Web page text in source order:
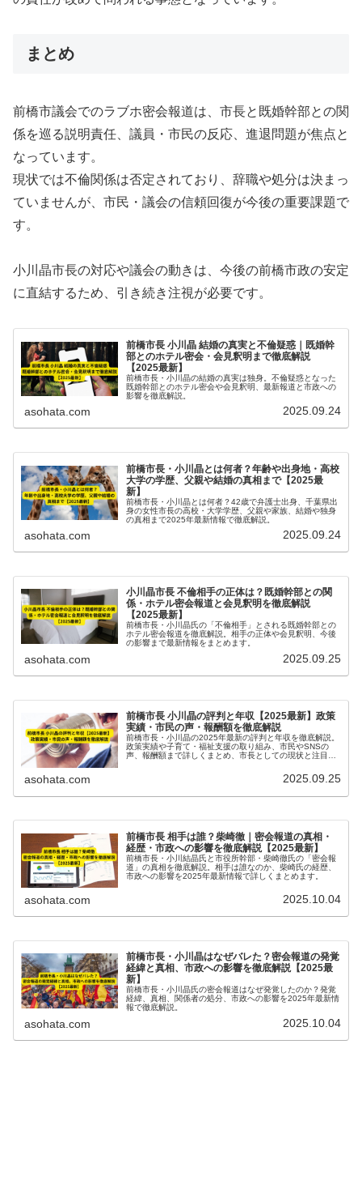
まとめ
前橋市議会でのラブホ密会報道は、市長と既婚幹部との関
係を巡る説明責任、議員・市民の反応、進退問題が焦点と
なっています。
現状では不倫関係は否定されており、辞職や処分は決まっ
ていませんが、市民・議会の信頼回復が今後の重要課題で
す。
小川晶市長の対応や議会の動きは、今後の前橋市政の安定
に直結するため、引き続き注視が必要です。
前橋市長 小川晶 結婚の真実と不倫疑惑｜既婚幹
部とのホテル密会・会見釈明まで徹底解説
【2025最新】
前橋市長・小川晶の結婚の真実は独身。不倫疑惑となった
既婚幹部とのホテル密会や会見釈明、最新報道と市政への
影響を徹底解説。
asohata.com 2025.09.24
前橋市長・小川晶とは何者？年齢や出身地・高校
大学の学歴、父親や結婚の真相まで【2025最
新】
前橋市長・小川晶とは何者？42歳で弁護士出身、千葉県出
身の女性市長の高校・大学学歴、父親や家族、結婚や独身
の真相まで2025年最新情報で徹底解説。
asohata.com 2025.09.24
小川晶市長 不倫相手の正体は？既婚幹部との関
係・ホテル密会報道と会見釈明を徹底解説
【2025最新】
前橋市長・小川晶氏の「不倫相手」とされる既婚幹部との
ホテル密会報道を徹底解説。相手の正体や会見釈明、今後
の影響まで最新情報をまとめます。
asohata.com 2025.09.25
前橋市長 小川晶の評判と年収【2025最新】政策
実績・市民の声・報酬額を徹底解説
前橋市長・小川晶の2025年最新の評判と年収を徹底解説。
政策実績や子育て・福祉支援の取り組み、市民やSNSの
声、報酬額まで詳しくまとめ、市長としての現状と注目ポ
asohata.com 2025.09.25
前橋市長 相手は誰？柴崎徹｜密会報道の真相・
経歴・市政への影響を徹底解説【2025最新】
前橋市長・小川結晶氏と市役所幹部・柴崎徹氏の「密会報
道」の真相を徹底解説。相手は誰なのか、柴崎氏の経歴、
市政への影響を2025年最新情報で詳しくまとめます。
asohata.com 2025.10.04
前橋市長・小川晶はなぜバレた？密会報道の発覚
経緯と真相、市政への影響を徹底解説【2025最
新】
前橋市長・小川晶氏の密会報道はなぜ発覚したのか？発覚
経緯、真相、関係者の処分、市政への影響を2025年最新情
報で徹底解説。
asohata.com 2025.10.04